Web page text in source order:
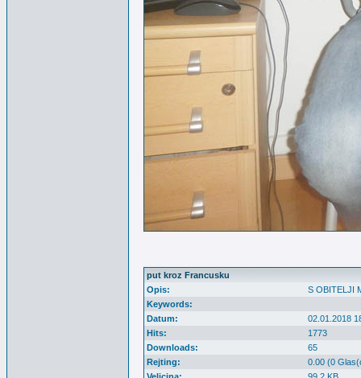
put kroz Francusku
Opis:
S OBITELJI
Keywords:
Datum:
02.01.2018
Hits:
1773
Downloads:
65
Rejting:
0.00 (0